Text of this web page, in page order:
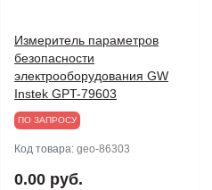
Измеритель параметров
безопасности
электрооборудования GW
Instek GPT-79603
ПО ЗАПРОСУ
Код товара: geo-86303
0.00 руб.